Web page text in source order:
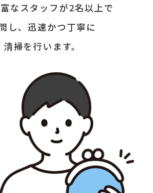
なスタッフが2名以上で
し、迅速かつ丁寧に
清掃を行います。